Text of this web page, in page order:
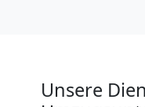
Unsere